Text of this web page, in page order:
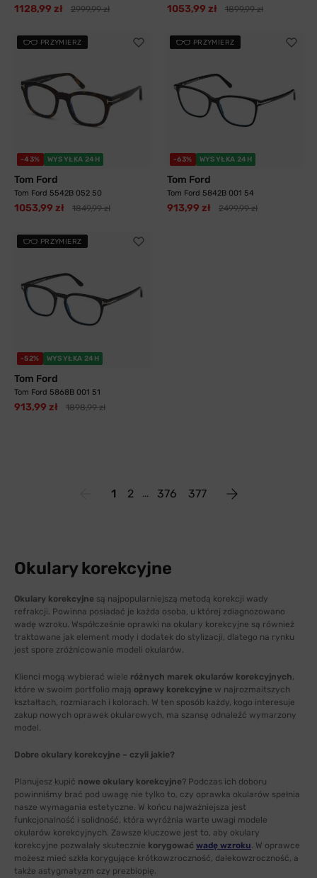
1128,99 zł 2999,99 zł 1053,99 zł 1899,99 zł
PRZYMIERZ
-43% WYSYŁKA 24H
Tom Ford
Tom Ford 5542B 052 50
1053,99 zł 1849,99 zł
PRZYMIERZ
-63% WYSYŁKA 24H
Tom Ford
Tom Ford 5842B 001 54
913,99 zł 2499,99 zł
PRZYMIERZ
-52% WYSYŁKA 24H
Tom Ford
Tom Ford 5868B 001 51
913,99 zł 1898,99 zł
1 2 376 377
Okulary korekcyjne
Okulary korekcyjne są najpopularniejszą metodą korekcji wady
refrakcji. Powinna posiadać je każda osoba, u której zdiagnozowano
wadę wzroku. Współcześnie oprawki na okulary korekcyjne są również
traktowane jak element mody i dodatek do stylizacji, dlatego na rynku
jest spore zróżnicowanie modeli okularów.
Klienci mogą wybierać wiele różnych marek okularów korekcyjnych,
które w swoim portfolio mają oprawy korekcyjne w najrozmaitszych
kształtach, rozmiarach i kolorach. W ten sposób każdy, kogo interesuje
zakup nowych oprawek okularowych, ma szansę odnaleźć wymarzony
model.
Dobre okulary korekcyjne – czyli jakie?
Planujesz kupić nowe okulary korekcyjne? Podczas ich doboru
powinniśmy brać pod uwagę nie tylko to, czy oprawka okularów spełnia
nasze wymagania estetyczne. W końcu najważniejsza jest
funkcjonalność i solidność, która wyróżnia warte uwagi modele
okularów korekcyjnych. Zawsze kluczowe jest to, aby okulary
korekcyjne pozwalały skutecznie korygować wadę wzroku. W oprawce
możesz mieć szkła korygujące krótkowzroczność, dalekowzroczność, a
także astygmatyzm czy prezbiopię.